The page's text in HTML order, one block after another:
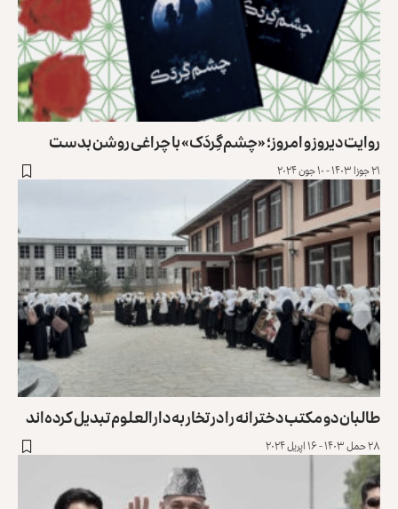
روایت دیروز و امروز؛ «چشم‌گِردَک» با چراغی روشن بدست
۲۱ جوزا ۱۴۰۳ - ۱۰ جون ۲۰۲۴
طالبان دو مکتب دخترانه را در تخار به دارالعلوم تبدیل کرده‌اند
۲۸ حمل ۱۴۰۳ - ۱۶ اپریل ۲۰۲۴